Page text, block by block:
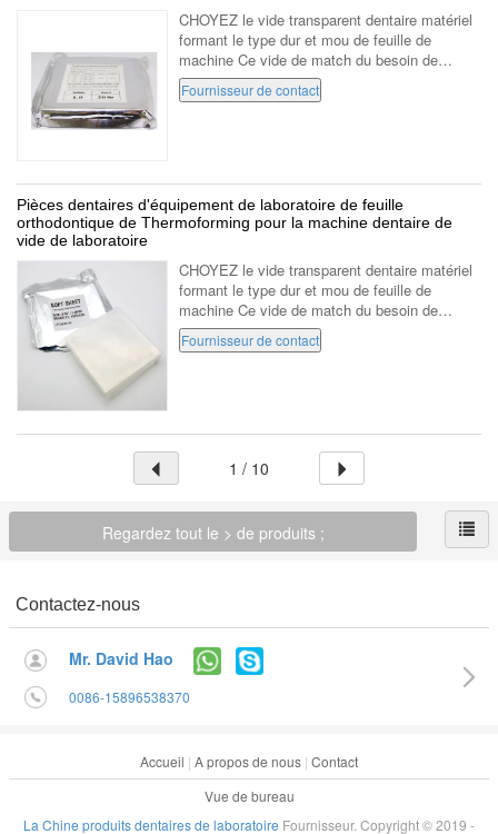
CHOYEZ le vide transparent dentaire matériel
formant le type dur et mou de feuille de
machine Ce vide de match du besoin de
produit pour modeler la machine une utilisation
1.0mm (20pcs/bag) 1.5mm (15pcs/bag) 2...
Fournisseur de contact
Pièces dentaires d'équipement de laboratoire de feuille
orthodontique de Thermoforming pour la machine dentaire de
vide de laboratoire
CHOYEZ le vide transparent dentaire matériel
formant le type dur et mou de feuille de
machine Ce vide de match du besoin de
produit pour modeler la machine une utilisation
1.0mm (20pcs/bag) 1.5mm (15pcs/bag) 2...
Fournisseur de contact
1 / 10
Regardez tout le > de produits ;
Contactez-nous
Mr. David Hao
0086-15896538370
Accueil | A propos de nous | Contact
Vue de bureau
La Chine produits dentaires de laboratoire Fournisseur. Copyright © 2019 -